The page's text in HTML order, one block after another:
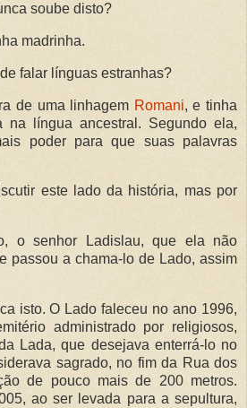
soube disto?
madrinha.
falar línguas estranhas?
de uma linhagem Romani, e tinha
na língua ancestral. Segundo ela,
poder para que suas palavras
este lado da história, mas por
o senhor Ladislau, que ela não
passou a chama-lo de Lado, assim
isto. O Lado faleceu no ano 1996,
administrado por religiosos,
Lada, que desejava enterrá-lo no
sagrado, no fim da Rua dos
de pouco mais de 200 metros.
ao ser levada para a sepultura,